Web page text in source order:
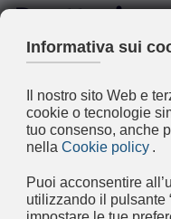
Reattori
La Ravagnan ha
ed una lunga
reattori quali
Hydrotreaters, e
costruiti in